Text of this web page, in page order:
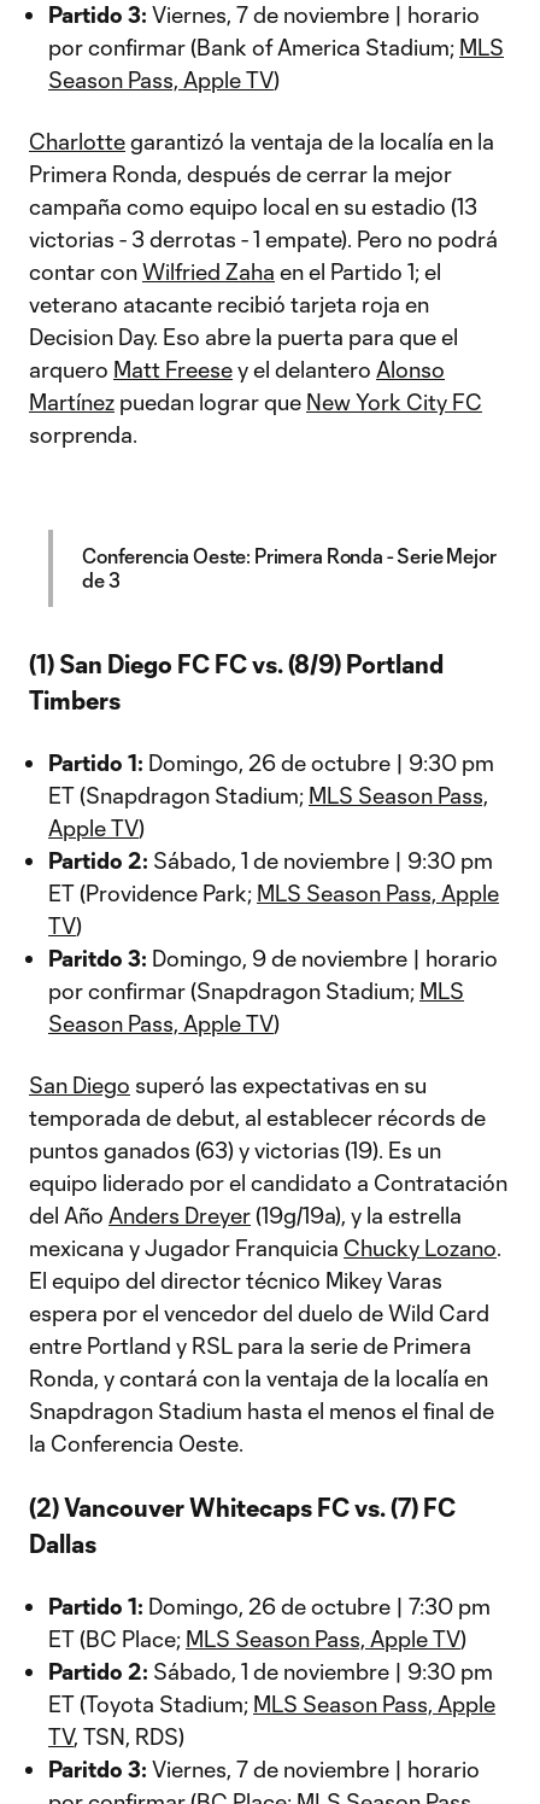
Partido 3: Viernes, 7 de noviembre | horario
por confirmar (Bank of America Stadium; MLS
Season Pass, Apple TV)
Charlottegarantizó la ventaja de la localía en la
Primera Ronda, después de cerrar la mejor
campaña como equipo local en su estadio (13
victorias - 3 derrotas - 1 empate). Pero no podrá
contar conWilfried Zaha en el Partido 1; el
veterano atacante recibió tarjeta roja en
Decision Day. Eso abre la puerta para que el
arquero Matt Freesey el delantero Alonso
Martínez puedan lograr que New York City FC
sorprenda.
Conferencia Oeste: Primera Ronda - Serie Mejor
de 3
(1) San Diego FC FC vs. (8/9) Portland
Timbers
Partido 1: Domingo, 26 de octubre | 9:30 pm
ET (Snapdragon Stadium; MLS Season Pass,
Apple TV)
Partido 2: Sábado, 1 de noviembre | 9:30 pm
ET (Providence Park; MLS Season Pass, Apple
TV)
Paritdo 3: Domingo, 9 de noviembre | horario
por confirmar (Snapdragon Stadium; MLS
Season Pass, Apple TV)
San Diego superó las expectativas en su
temporada de debut, al establecer récords de
puntos ganados (63) y victorias (19). Es un
equipo liderado por el candidato a Contratación
del Año Anders Dreyer(19g/19a), y la estrella
mexicana y Jugador Franquicia Chucky Lozano.
El equipo del director técnico Mikey Varas
espera por el vencedor del duelo de Wild Card
entre Portland y RSL para la serie de Primera
Ronda, y contará con la ventaja de la localía en
Snapdragon Stadium hasta el menos el final de
la Conferencia Oeste.
(2) Vancouver Whitecaps FC vs. (7) FC
Dallas
Partido 1: Domingo, 26 de octubre | 7:30 pm
ET (BC Place; MLS Season Pass, Apple TV)
Partido 2: Sábado, 1 de noviembre | 9:30 pm
ET (Toyota Stadium; MLS Season Pass, Apple
TV, TSN, RDS)
Paritdo 3: Viernes, 7 de noviembre | horario